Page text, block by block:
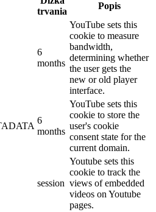
trvania
Popis
6
months
YouTube sets this
cookie to measure
bandwidth,
determining whether
the user gets the
new or old player
interface.
6
months
YouTube sets this
cookie to store the
user's cookie
consent state for the
current domain.
session
Youtube sets this
cookie to track the
views of embedded
videos on Youtube
pages.